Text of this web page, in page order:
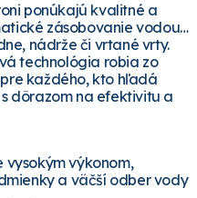
ponúkajú kvalitné a
zásobovanie vodou
nádrže či vrtané vrty.
technológia robia zo
každého, kto hľadá
dôrazom na efektivitu a
vysokým výkonom,
a väčší odber vody